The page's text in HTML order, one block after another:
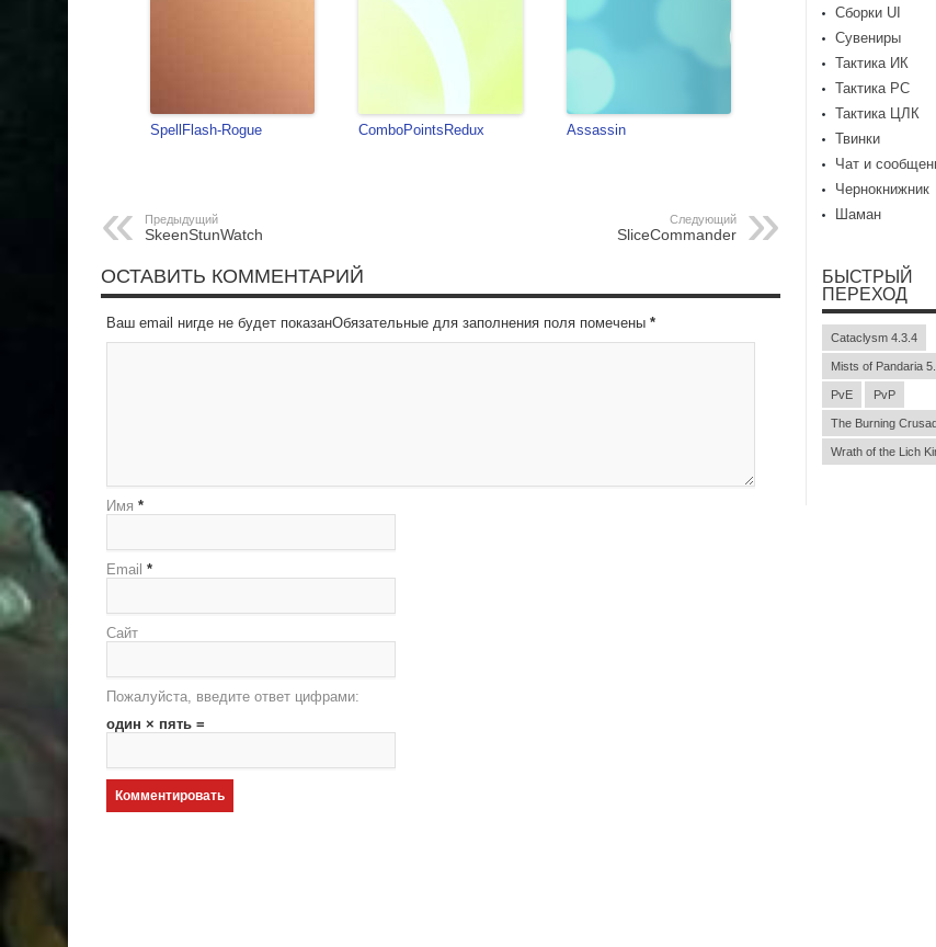
SpellFlash-Rogue ComboPointsRedux Assassin
Предыдущий
SkeenStunWatch
Следующий
SliceCommander
ОСТАВИТЬ КОММЕНТАРИЙ
Ваш email нигде не будет показанОбязательные для заполнения поля помечены *
Имя *
Email *
Сайт
Пожалуйста, введите ответ цифрами:
один × пять =
Сборки UI
Сувениры
Тактика ИК
Тактика РС
Тактика ЦЛК
Твинки
Чат и
Чернокнижник
Шаман
БЫСТРЫЙ
ПЕРЕХОД
Cataclysm 4.3.4
Mists of Pandaria
PvE PvP
The Burning
Wrath of the Lich